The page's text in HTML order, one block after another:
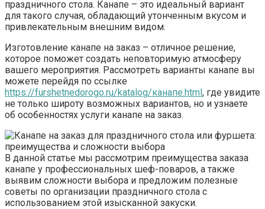
праздничного стола. Канапе – это идеальный вариант
для такого случая, обладающий утонченным вкусом и
привлекательным внешним видом.
Изготовление канапе на заказ – отличное решение,
которое поможет создать неповторимую атмосферу
вашего мероприятия. Рассмотреть варианты канапе вы
можете перейдя по ссылке
https://furshetnedorogo.ru/katalog/канапе.html, где увидите
не только широту возможных вариантов, но и узнаете
об особенностях услуги канапе на заказ.
В данной статье мы рассмотрим преимущества заказа
канапе у профессиональных шеф-поваров, а также
выявим сложности выбора и предложим полезные
советы по организации праздничного стола с
использованием этой изысканной закуски.